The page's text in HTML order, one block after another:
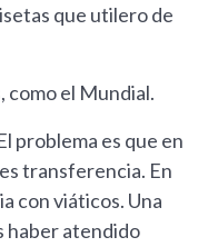
que utilero de
como el Mundial.
problema es que en
transferencia. En
con viáticos. Una
haber atendido